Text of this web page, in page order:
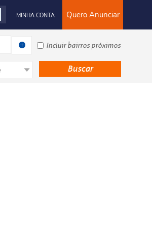
Quero Anunciar
MINHA CONTA
Incluir bairros próximos